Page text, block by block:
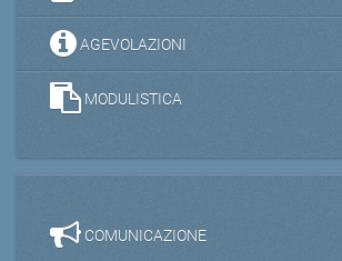
AGEVOLAZIONI
MODULISTICA
COMUNICAZIONE